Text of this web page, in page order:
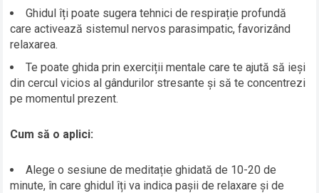
Ghidul îți poate sugera tehnici de respirație profundă
care activează sistemul nervos parasimpatic, favorizând
relaxarea.
Te poate ghida prin exerciții mentale care te ajută să ieși
din cercul vicios al gândurilor stresante și să te concentrezi
pe momentul prezent.
Cum să o aplici:
Alege o sesiune de meditație ghidată de 10-20 de
minute, în care ghidul îți va indica pașii de relaxare și de